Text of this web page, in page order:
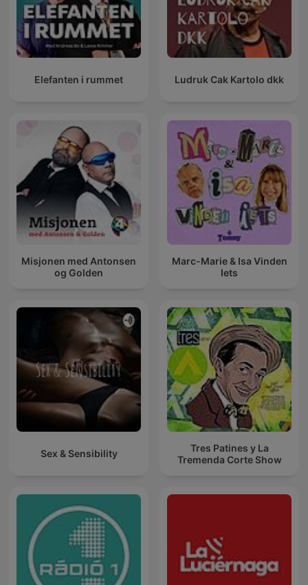
Elefanten i rummet Ludruk Cak Kartolo dkk
Misjonen med Antonsen
og Golden
Marc-Marie & Isa Vinden
Iets
Sex & Sensibility
Tres Patines y La
Tremenda Corte Show